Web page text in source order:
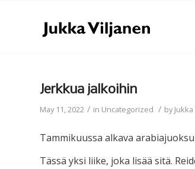
Jerkkua jalkoihin
May 11, 2022 / in Uncategorized / by
Tammikuussa alkava
Tässä yksi liike, joka lisää sitä.